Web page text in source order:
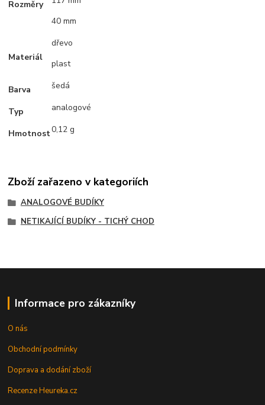
Rozměry
40 mm
Materiál
dřevo
plast
Barva šedá
Typ analogové
Hmotnost0,12 g
Zboží zařazeno v kategoriích
ANALOGOVÉ BUDÍKY
NETIKAJÍCÍ BUDÍKY - TICHÝ CHOD
Informace pro zákazníky
O nás
Obchodní podmínky
Doprava a dodání zboží
Recenze Heureka.cz